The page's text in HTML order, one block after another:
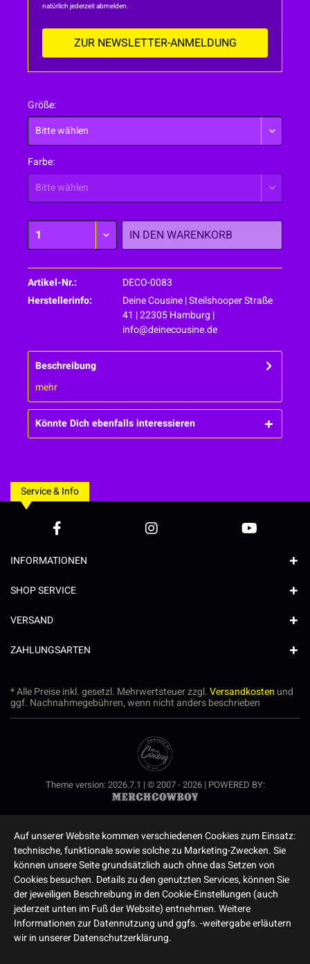
natürlich jederzeit abmelden.
ZUR NEWSLETTER-ANMELDUNG
Größe:
Farbe:
IN DEN WARENKORB
Artikel-Nr.:
DECO-0083
Herstellerinfo:
Deine Cousine | Steilshooper Straße
41 | 22305 Hamburg |
info@deinecousine.de
Beschreibung
mehr
Könnte Dich ebenfalls interessieren
Service & Info
INFORMATIONEN
SHOP SERVICE
VERSAND
ZAHLUNGSARTEN
* Alle Preise inkl. gesetzl. Mehrwertsteuer zzgl.Versandkosten und
ggf. Nachnahmegebühren, wenn nicht anders beschrieben
Theme version: 2026.7.1 | © 2007 - 2026 | POWERED BY:
Auf unserer Website kommen verschiedenen Cookies zum Einsatz:
technische, funktionale sowie solche zu Marketing-Zwecken. Sie
können unsere Seite grundsätzlich auch ohne das Setzen von
Cookies besuchen. Details zu den genutzten Services, können Sie
der jeweiligen Beschreibung in den Cookie-Einstellungen (auch
jederzeit unten im Fuß der Website) entnehmen. Weitere
Informationen zur Datennutzung und ggfs. -weitergabe erläutern
wir in unserer Datenschutzerklärung.